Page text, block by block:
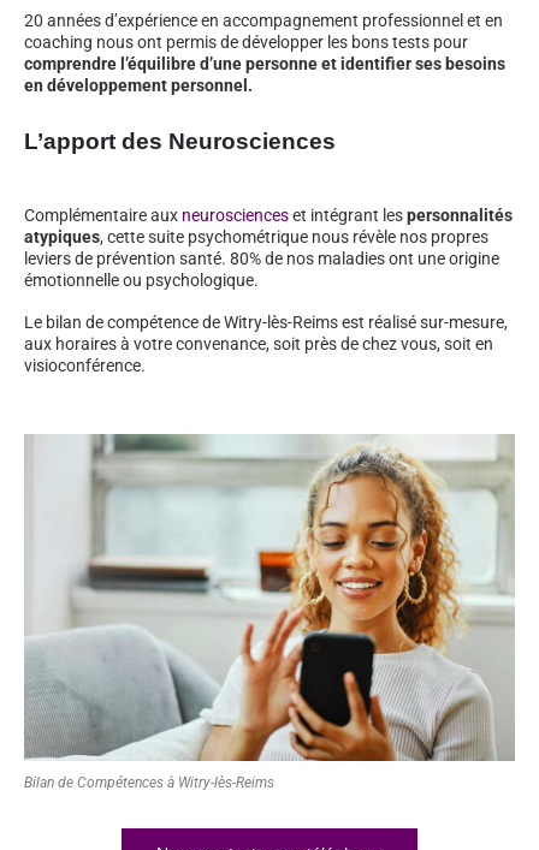
20 années d’expérience en accompagnement professionnel et en
coaching nous ont permis de développer les bons tests pour
comprendre l’équilibre d’une personne et identifier ses besoins
en développement personnel.
L’apport des Neurosciences
Complémentaire aux neuroscienceset intégrant lespersonnalités
atypiques, cette suite psychométrique nous révèle nos propres
leviers de prévention santé. 80% de nos maladies ont une origine
émotionnelle ou psychologique.
Le bilan de compétence de Witry-lès-Reims est réalisé sur-mesure,
aux horaires à votre convenance, soit près de chez vous, soit en
visioconférence.
Bilan de Compétences à Witry-lès-Reims